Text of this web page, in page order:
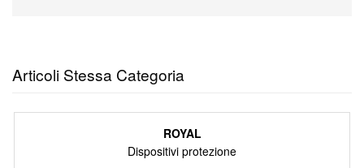
Articoli Stessa Categoria
ROYAL
Dispositivi protezione